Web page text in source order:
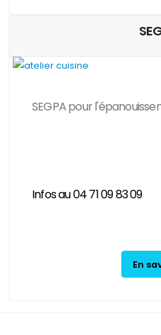
SEGPA pour
Infos au 04 71 09 83 09
En